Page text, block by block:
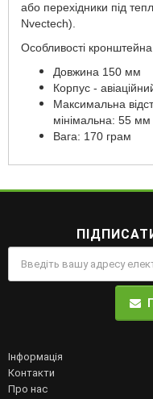
або перехідники під
Nvectech).
Особливості
Довжина 150 мм
Корпус -
Максимальна
мінімальна: 55 мм
Вага: 170 грам
Інформація
Контакти
Про нас